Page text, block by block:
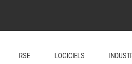
RSE LOGICIELS